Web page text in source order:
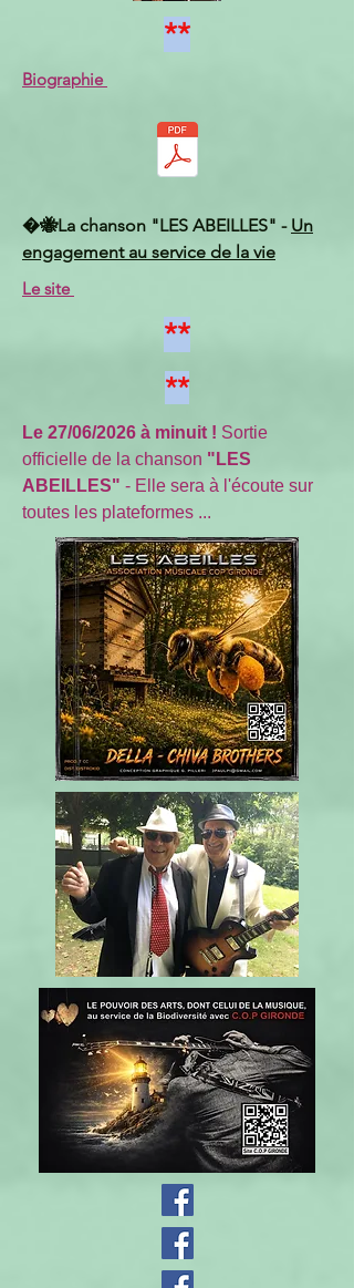
**
Biographie
�🐝La chanson "LES ABEILLES" - Un
engagement au service de la vie
Le site
**
**
Le 27/06/2026 à minuit ! Sortie
officielle de la chanson "LES
ABEILLES" - Elle sera à l'écoute sur
toutes les plateformes ...